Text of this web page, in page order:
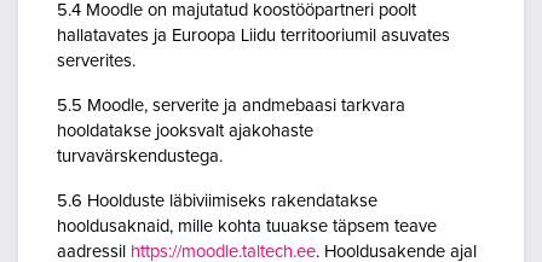
5.4 Moodle on majutatud koostööpartneri poolt
hallatavates ja Euroopa Liidu territooriumil asuvates
serverites.
5.5 Moodle, serverite ja andmebaasi tarkvara
hooldatakse jooksvalt ajakohaste
turvavärskendustega.
5.6 Hoolduste läbiviimiseks rakendatakse
hooldusaknaid, mille kohta tuuakse täpsem teave
aadressil https://moodle.taltech.ee. Hooldusakende ajal